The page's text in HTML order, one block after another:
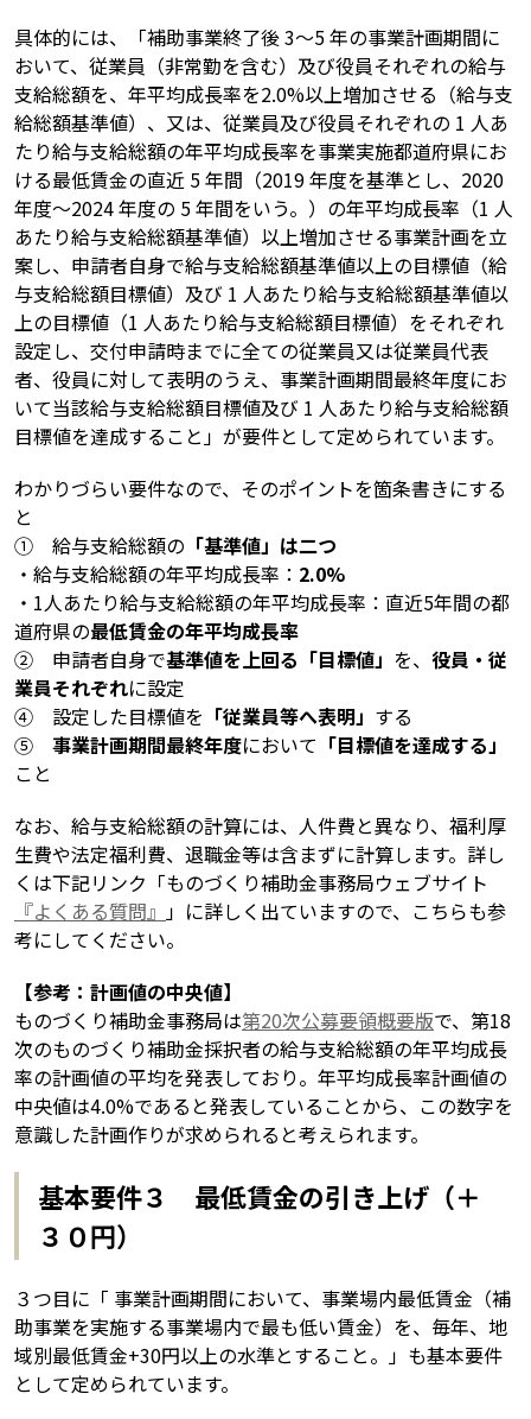
具体的には、「補助事業終了後 3～5 年の事業計画期間に
おいて、従業員（非常勤を含む）及び役員それぞれの給与
支給総額を、年平均成長率を2.0%以上増加させる（給与支
給総額基準値）、又は、従業員及び役員それぞれの 1 人あ
たり給与支給総額の年平均成長率を事業実施都道府県にお
ける最低賃金の直近 5 年間（2019 年度を基準とし、2020
年度～2024 年度の 5 年間をいう。）の年平均成長率（1 人
あたり給与支給総額基準値）以上増加させる事業計画を立
案し、申請者自身で給与支給総額基準値以上の目標値（給
与支給総額目標値）及び 1 人あたり給与支給総額基準値以
上の目標値（1 人あたり給与支給総額目標値）をそれぞれ
設定し、交付申請時までに全ての従業員又は従業員代表
者、役員に対して表明のうえ、事業計画期間最終年度にお
いて当該給与支給総額目標値及び 1 人あたり給与支給総額
目標値を達成すること」が要件として定められています。
わかりづらい要件なので、そのポイントを箇条書きにする
と
① 給与支給総額の 「基準値」は二つ
・給与支給総額の年平均成長率： 2.0%
・1人あたり給与支給総額の年平均成長率：直近5年間の都
道府県の最低賃金の年平均成長率
② 申請者自身で基準値を上回る「目標値」 を、 役員・従
業員それぞれに設定
④ 設定した目標値を 「従業員等へ表明」 する
⑤ 事業計画期間最終年度において 「目標値を達成する」
こと
なお、給与支給総額の計算には、人件費と異なり、福利厚
生費や法定福利費、退職金等は含まずに計算します。詳し
くは下記リンク「ものづくり補助金事務局ウェブサイト
『よくある質問』 」に詳しく出ていますので、こちらも参
考にしてください。
【参考：計画値の中央値】
ものづくり補助金事務局は第20次公募要領概要版で、第18
次のものづくり補助金採択者の給与支給総額の年平均成長
率の計画値の平均を発表しており。年平均成長率計画値の
中央値は4.0%であると発表していることから、この数字を
意識した計画作りが求められると考えられます。
基本要件３ 最低賃金の引き上げ（＋
３０円）
３つ目に「 事業計画期間において、事業場内最低賃金（補
助事業を実施する事業場内で最も低い賃金）を、毎年、地
域別最低賃金+30円以上の水準とすること。」も基本要件
として定められています。